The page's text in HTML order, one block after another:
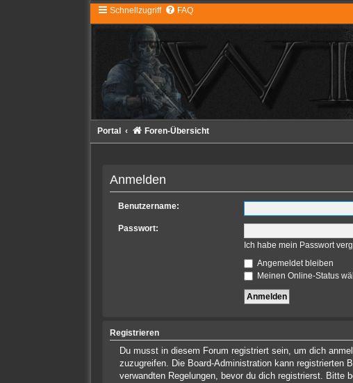
Schnellzugriff FAQ
Portal Foren-Übersicht
Anmelden
Benutzername:
Passwort:
Ich habe mein Passwort
Angemeldet bleiben
Meinen Online-Status
Registrieren
Du musst in diesem Forum registriert sein, um dich
zuzugreifen. Die Board-Administration kann registrierten
verwandten Regelungen, bevor du dich registrierst. Bitte